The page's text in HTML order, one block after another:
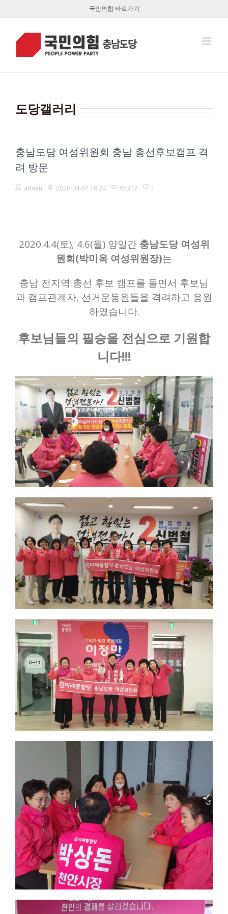
기
국민의힘 바로가기
도당갤러리
충남도당 여성위원회 충남 총선후보캠프 격
려 방문
admin 2020-04-07 18:24 95312 1
2020.4.4(토), 4.6(월) 양일간 충남도당 여성위
원회(박미옥 여성위원장)는
충남 전지역 총선 후보 캠프를 돌면서 후보님
과 캠프관계자, 선거운동원들을 격려하고 응원
하였습니다.
후보님들의 필승을 전심으로 기원합
니다!!!